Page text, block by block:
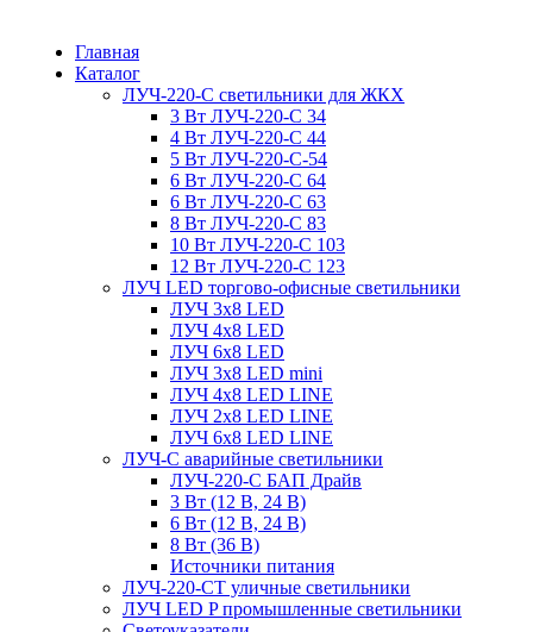
Главная
Каталог
ЛУЧ-220-С светильники для ЖКХ
3 Вт ЛУЧ-220-С 34
4 Вт ЛУЧ-220-С 44
5 Вт ЛУЧ-220-С-54
6 Вт ЛУЧ-220-С 64
6 Вт ЛУЧ-220-С 63
8 Вт ЛУЧ-220-С 83
10 Вт ЛУЧ-220-С 103
12 Вт ЛУЧ-220-С 123
ЛУЧ LED торгово-офисные светильники
ЛУЧ 3х8 LED
ЛУЧ 4х8 LED
ЛУЧ 6х8 LED
ЛУЧ 3х8 LED mini
ЛУЧ 4х8 LED LINE
ЛУЧ 2х8 LED LINE
ЛУЧ 6х8 LED LINE
ЛУЧ-С аварийные светильники
ЛУЧ-220-С БАП Драйв
3 Вт (12 В, 24 В)
6 Вт (12 В, 24 В)
8 Вт (36 В)
Источники питания
ЛУЧ-220-СТ уличные светильники
ЛУЧ LED P промышленные светильники